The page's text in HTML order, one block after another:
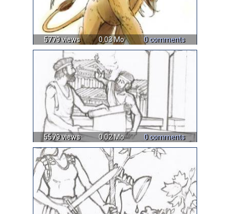
5779 views 0.03 Mo 0 comments
5579 views 0.02 Mo 0 comments